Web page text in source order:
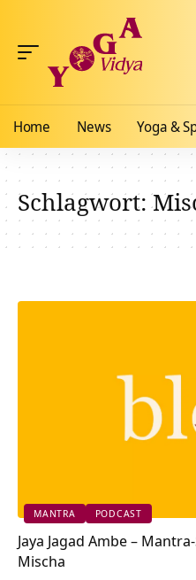
Home News Yoga &
Schlagwort:
MANTRA PODCAST
Jaya Jagad Ambe –
Mischa